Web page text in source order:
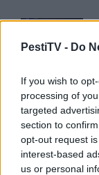
PestiTV - Do
If you wish to
processing of
targeted
section to
opt-out request
interest-based
us or personal